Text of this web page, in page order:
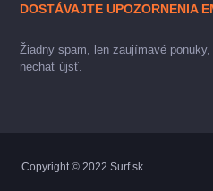
DOSTÁVAJTE UPOZORNENIA
Žiadny spam, len zaujímavé
nechať újsť.
Copyright © 2022 Surf.sk